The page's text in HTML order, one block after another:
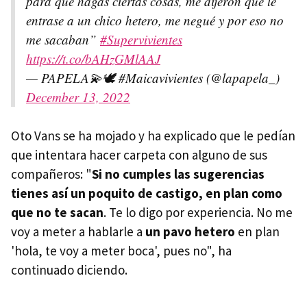
entrase a un chico hetero, me negué y por eso no
me sacaban” #Supervivientes
https://t.co/bAHzGMlAAJ
— PAPELA💫🕊 #Maicavivientes (@lapapela_)
December 13, 2022
Oto Vans se ha mojado y ha explicado que le pedían
que intentara hacer carpeta con alguno de sus
compañeros: "Si no cumples las sugerencias
tienes así un poquito de castigo, en plan como
que no te sacan. Te lo digo por experiencia. No me
voy a meter a hablarle a un pavo hetero en plan
'hola, te voy a meter boca', pues no", ha
continuado diciendo.